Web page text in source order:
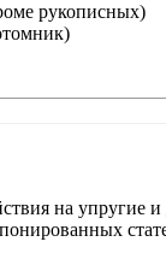
рукописных)
на